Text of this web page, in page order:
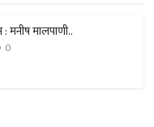
मनीष मालपाणी..
0